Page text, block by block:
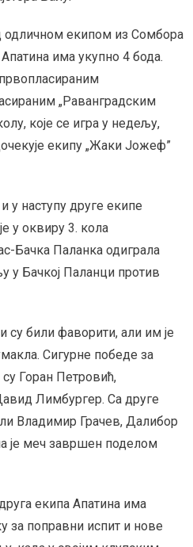
одличном екипом из Сомбора
има укупно 4 бода.
„Раванградским
које се игра у недељу,
екипу „Жаки Јожеф”
у наступу друге екипе
у оквиру 3. кола
Бачка Паланка одиграла
у Бачкој Паланци против
су били фаворити, али им је
Сигурне победе за
Горан Петровић,
Лимбургер. Са друге
Владимир Грачев, Далибор
је меч завршен поделом
екипа Апатина има
за поправни испит и нове